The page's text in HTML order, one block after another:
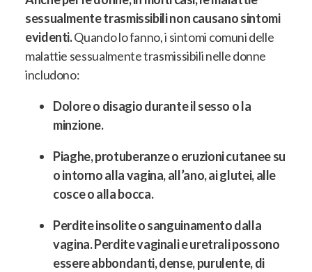
sessualmente trasmissibili non causano sintomi
evidenti.Quando lo fanno, i sintomi comuni delle
malattie sessualmente trasmissibili nelle donne
includono:
Dolore o disagio durante il sesso o la
minzione.
Piaghe, protuberanze o eruzioni cutanee su
o intorno alla vagina, all’ano, ai glutei, alle
cosce o alla bocca.
Perdite insolite o sanguinamento dalla
vagina. Perdite vaginali e uretrali possono
essere abbondanti, dense, purulente, di